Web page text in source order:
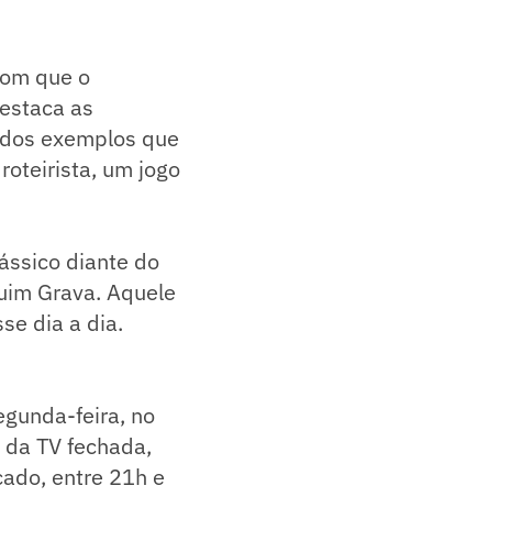
que o
as
exemplos que
um jogo
diante do
Grava. Aquele
dia a dia.
feira, no
TV fechada,
entre 21h e